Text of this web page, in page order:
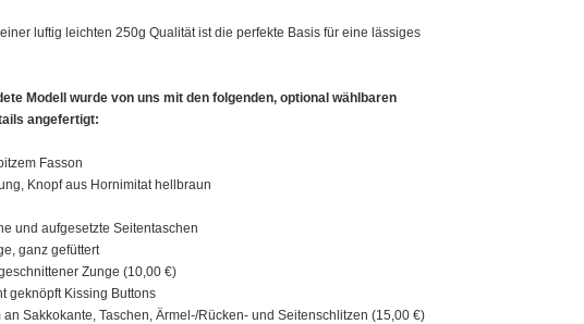
luftig leichten 250g Qualität ist die perfekte Basis für eine lässiges
Modell wurde von uns mit den folgenden, optional wählbaren
angefertigt:
Fasson
Knopf aus Hornimitat hellbraun
und aufgesetzte Seitentaschen
ganz gefüttert
Zunge (10,00 €)
geknöpft Kissing Buttons
an Sakkokante, Taschen, Ärmel-/Rücken- und Seitenschlitzen (15,00 €)